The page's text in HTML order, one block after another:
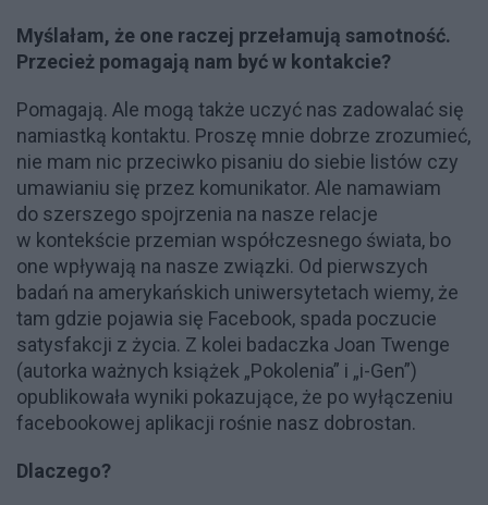
Myślałam, że one raczej przełamują samotność.
Przecież pomagają nam być w kontakcie?
Pomagają. Ale mogą także uczyć nas zadowalać się
namiastką kontaktu. Proszę mnie dobrze zrozumieć,
nie mam nic przeciwko pisaniu do siebie listów czy
umawianiu się przez komunikator. Ale namawiam
do szerszego spojrzenia na nasze relacje
w kontekście przemian współczesnego świata, bo
one wpływają na nasze związki. Od pierwszych
badań na amerykańskich uniwersytetach wiemy, że
tam gdzie pojawia się Facebook, spada poczucie
satysfakcji z życia. Z kolei badaczka Joan Twenge
(autorka ważnych książek „Pokolenia” i „i-Gen”)
opublikowała wyniki pokazujące, że po wyłączeniu
facebookowej aplikacji rośnie nasz dobrostan.
Dlaczego?